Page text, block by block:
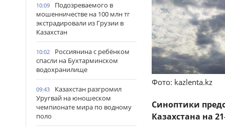
10:09
Подозреваемого в
мошенничестве на 100 млн тг
экстрадировали из Грузии в
Казахстан
10:02
Россиянина с ребёнком
спасли на Бухтарминском
водохранилище
09:43
Казахстан разгромил
Уругвай на юношеском
чемпионате мира по водному
поло
Фото: kazlenta.kz
Синоптики
Казахстана на